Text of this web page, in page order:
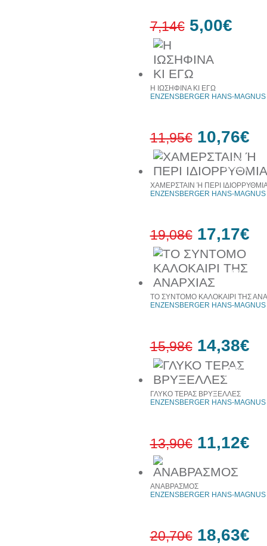
7,14€ 5,00€
10%
έκπτωση
Η ΙΩΣΗΦΙΝΑ ΚΙ ΕΓΩ
ENZENSBERGER HANS-
11,95€ 10,76€
10%
ΧΑΜΕΡΣΤΑΙΝ Ή ΠΕΡΙ
ENZENSBERGER HANS-
19,08€ 17,17€
10%
έκπτωση
ΤΟ ΣΥΝΤΟΜΟ ΚΑΛΟΚΑΙΡΙ ΤΗΣ
ENZENSBERGER HANS-
15,98€ 14,38€
ΓΛΥΚΟ ΤΕΡΑΣ ΒΡΥΞΕΛΛΕΣ
ENZENSBERGER HANS-
13,90€ 11,12€
ΑΝΑΒΡΑΣΜΟΣ
ENZENSBERGER HANS-
20,70€ 18,63€